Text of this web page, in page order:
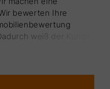
bewerten Ihre
weiß der Kunde
jeder machen kann,